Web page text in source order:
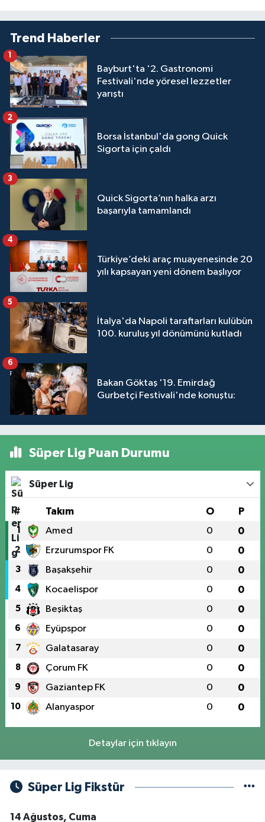
Trend Haberler
Bayburt'ta '2. Gastronomi
Festivali'nde yöresel lezzetler
yarıştı
1
Borsa İstanbul'da gong Quick
Sigorta için çaldı
2
Quick Sigorta’nın halka arzı
başarıyla tamamlandı
3
Türkiye’deki araç muayenesinde 20
yılı kapsayan yeni dönem başlıyor
4
İtalya'da Napoli taraftarları kulübün
100. kuruluş yıl dönümünü kutladı
5
Bakan Göktaş '19. Emirdağ
Gurbetçi Festivali'nde konuştu:
6
Süper Lig Puan Durumu
Süper Lig
# Takım O P
1 Amed 0 0
2 Erzurumspor FK 0 0
3 Başakşehir 0 0
4 Kocaelispor 0 0
5 Beşiktaş 0 0
6 Eyüpspor 0 0
7 Galatasaray 0 0
8 Çorum FK 0 0
9 Gaziantep FK 0 0
10 Alanyaspor 0 0
Detaylar için tıklayın
Süper Lig Fikstür
14 Ağustos, Cuma